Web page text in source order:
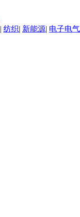
| 纺织| 新能源| 电子电气